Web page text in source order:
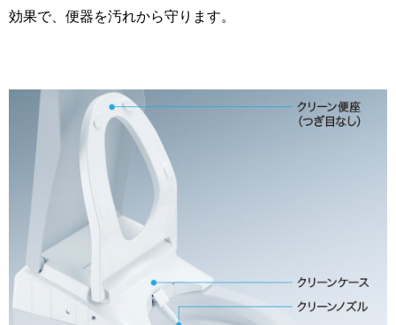
効果で、便器を汚れから守ります。